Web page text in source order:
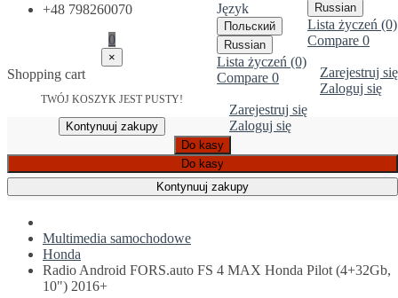
Russian
Lista życzeń (0)
Compare 0
Zarejestruj się
Zaloguj się
Język
Польский
Russian
Lista życzeń (0)
Compare 0
Zarejestruj się
Zaloguj się
+48 798260070
0
×
Shopping cart
TWÓJ KOSZYK JEST PUSTY!
Kontynuuj zakupy
Do kasy
Do kasy
Kontynuuj zakupy
Multimedia samochodowe
Honda
Radio Android FORS.auto FS 4 MAX Honda Pilot (4+32Gb,
10") 2016+